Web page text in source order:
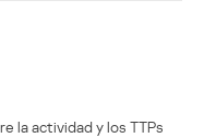
la actividad y los TTPs